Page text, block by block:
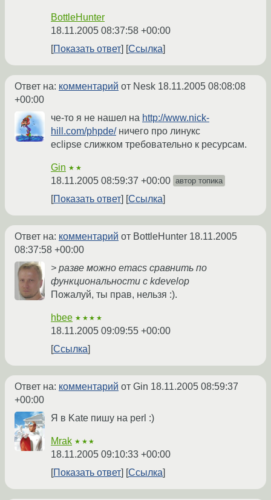
BottleHunter
18.11.2005 08:37:58 +00:00
Показать ответ
Ссылка
Ответ на: комментарий от Nesk 18.11.2005 08:08:08
+00:00
че-то я не нашел на http://www.nick-
hill.com/phpde/ничего про линукс
eclipse слижком требовательно к ресурсам.
Gin ★★
18.11.2005 08:59:37 +00:00 автор топика
Показать ответ Ссылка
Ответ на: комментарий от BottleHunter 18.11.2005
08:37:58 +00:00
> разве можно emacs сравнить по
функциональности с kdevelop
Пожалуй, ты прав, нельзя :).
hbee ★★★★
18.11.2005 09:09:55 +00:00
Ссылка
Ответ на: комментарий от Gin 18.11.2005 08:59:37
+00:00
Я в Kate пишу на perl :)
Mrak ★★★
18.11.2005 09:10:33 +00:00
Показать ответ
Ссылка